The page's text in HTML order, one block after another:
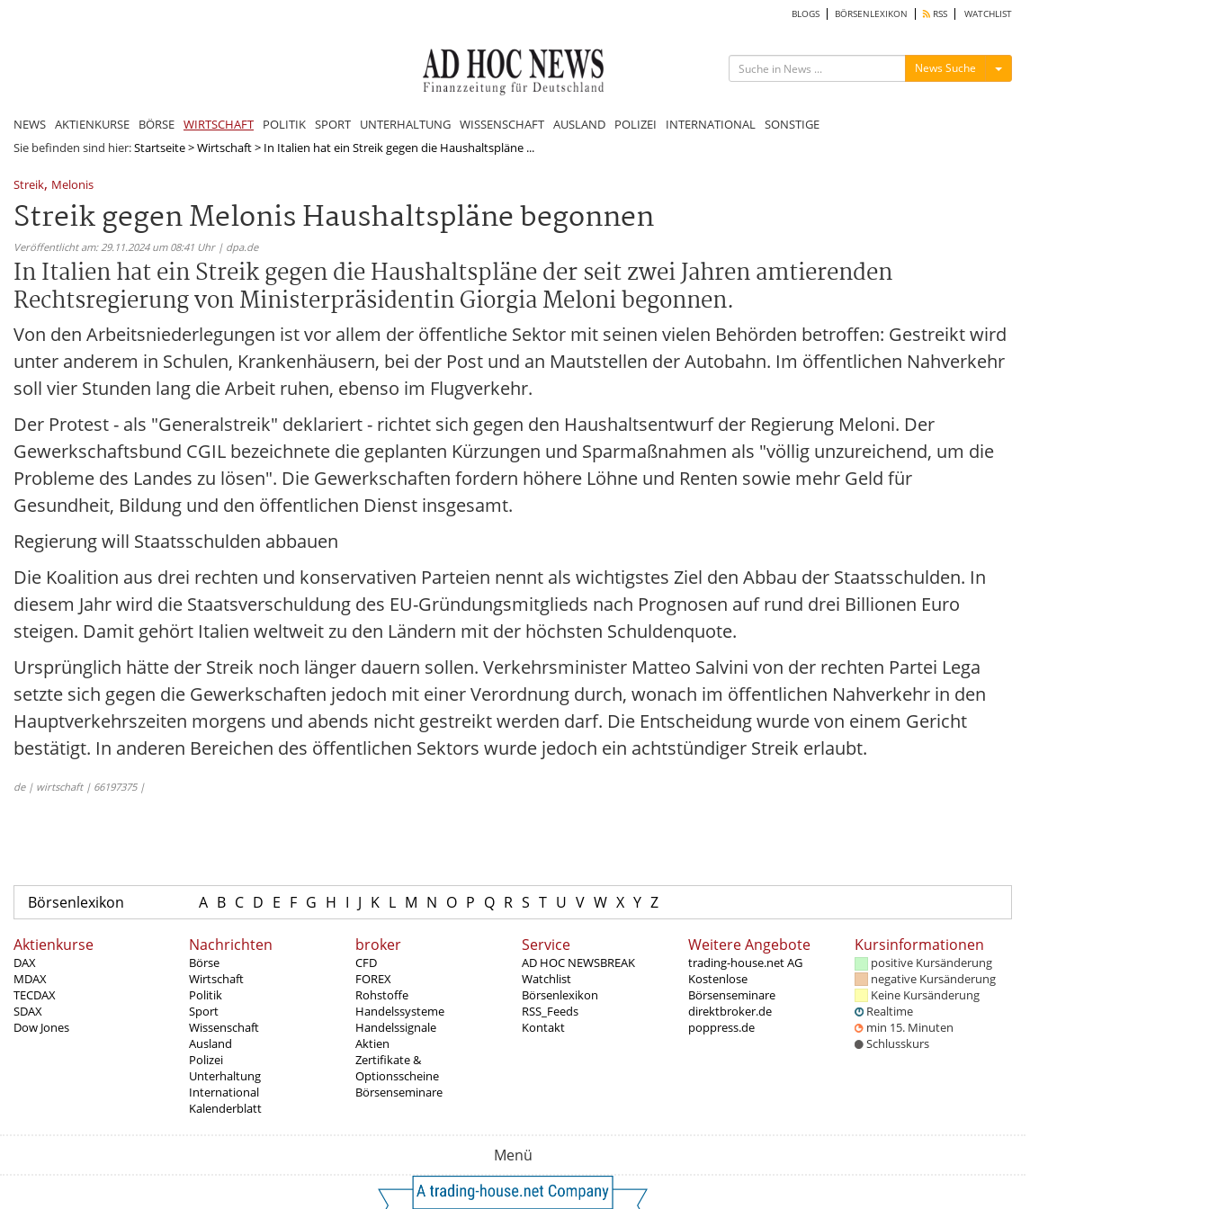
BLOGS BÖRSENLEXIKON RSS WATCHLIST
News Suche Menü ein-/ausblenden
NEWS AKTIENKURSE BÖRSE WIRTSCHAFT POLITIK SPORT UNTERHALTUNG WISSENSCHAFT AUSLAND POLIZEI INTERNATIONAL SONSTIGE
Sie befinden sind hier:Startseite>Wirtschaft> In Italien hat ein Streik gegen die Haushaltspläne ...
Streik, Melonis
Streik gegen Melonis Haushaltspläne begonnen
Veröffentlicht am: 29.11.2024 um 08:41 Uhr | dpa.de
In Italien hat ein Streik gegen die Haushaltspläne der seit zwei Jahren amtierenden
Rechtsregierung von Ministerpräsidentin Giorgia Meloni begonnen.
Von den Arbeitsniederlegungen ist vor allem der öffentliche Sektor mit seinen vielen Behörden betroffen: Gestreikt wird
unter anderem in Schulen, Krankenhäusern, bei der Post und an Mautstellen der Autobahn. Im öffentlichen Nahverkehr
soll vier Stunden lang die Arbeit ruhen, ebenso im Flugverkehr.
Der Protest - als "Generalstreik" deklariert - richtet sich gegen den Haushaltsentwurf der Regierung Meloni. Der
Gewerkschaftsbund CGIL bezeichnete die geplanten Kürzungen und Sparmaßnahmen als "völlig unzureichend, um die
Probleme des Landes zu lösen". Die Gewerkschaften fordern höhere Löhne und Renten sowie mehr Geld für
Gesundheit, Bildung und den öffentlichen Dienst insgesamt.
Regierung will Staatsschulden abbauen
Die Koalition aus drei rechten und konservativen Parteien nennt als wichtigstes Ziel den Abbau der Staatsschulden. In
diesem Jahr wird die Staatsverschuldung des EU-Gründungsmitglieds nach Prognosen auf rund drei Billionen Euro
steigen. Damit gehört Italien weltweit zu den Ländern mit der höchsten Schuldenquote.
Ursprünglich hätte der Streik noch länger dauern sollen. Verkehrsminister Matteo Salvini von der rechten Partei Lega
setzte sich gegen die Gewerkschaften jedoch mit einer Verordnung durch, wonach im öffentlichen Nahverkehr in den
Hauptverkehrszeiten morgens und abends nicht gestreikt werden darf. Die Entscheidung wurde von einem Gericht
bestätigt. In anderen Bereichen des öffentlichen Sektors wurde jedoch ein achtstündiger Streik erlaubt.
de | wirtschaft | 66197375 |
Börsenlexikon A B C D E F G H I J K L M N O P Q R S T U V W X Y Z
Aktienkurse
DAX
MDAX
TECDAX
SDAX
Dow Jones
Nachrichten
Börse
Wirtschaft
Politik
Sport
Wissenschaft
Ausland
Polizei
Unterhaltung
International
Kalenderblatt
broker
CFD
FOREX
Rohstoffe
Handelssysteme
Handelssignale
Aktien
Zertifikate &
Optionsscheine
Börsenseminare
Service
AD HOC NEWSBREAK
Watchlist
Börsenlexikon
RSS_Feeds
Kontakt
Weitere Angebote
trading-house.net AG
Kostenlose
Börsenseminare
direktbroker.de
poppress.de
Kursinformationen
positive Kursänderung
negative Kursänderung
Keine Kursänderung
Realtime
min 15. Minuten
Schlusskurs
Menü